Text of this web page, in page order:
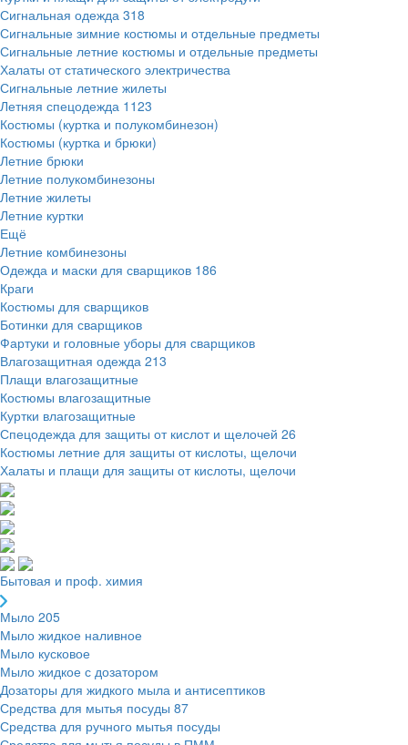
Сигнальная одежда 318
Сигнальные зимние костюмы и отдельные предметы
Сигнальные летние костюмы и отдельные предметы
Халаты от статического электричества
Сигнальные летние жилеты
Летняя спецодежда 1123
Костюмы (куртка и полукомбинезон)
Костюмы (куртка и брюки)
Летние брюки
Летние полукомбинезоны
Летние жилеты
Летние куртки
Ещё
Летние комбинезоны
Одежда и маски для сварщиков 186
Краги
Костюмы для сварщиков
Ботинки для сварщиков
Фартуки и головные уборы для сварщиков
Влагозащитная одежда 213
Плащи влагозащитные
Костюмы влагозащитные
Куртки влагозащитные
Спецодежда для защиты от кислот и щелочей 26
Костюмы летние для защиты от кислоты, щелочи
Халаты и плащи для защиты от кислоты, щелочи
Бытовая и проф. химия
Мыло 205
Мыло жидкое наливное
Мыло кусковое
Мыло жидкое с дозатором
Дозаторы для жидкого мыла и антисептиков
Средства для мытья посуды 87
Средства для ручного мытья посуды